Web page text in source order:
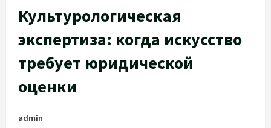
Культурологическая
экспертиза: когда искусство
требует юридической
оценки
admin